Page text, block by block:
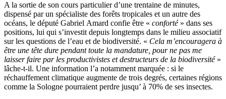
A la sortie de son cours particulier d’une trentaine de minutes,
dispensé par un spécialiste des forêts tropicales et un autre des
océans, le député Gabriel Amard confie être « conforté» dans ses
positions, lui qui s’investit depuis longtemps dans le milieu associatif
sur les questions de l’eau et de biodiversité. « Cela m’encouragera à
être une tête dure pendant toute la mandature, pour ne pas me
laisser faire par les productivistes et destructeurs de la biodiversité»
lâche-t-il. Une information l’a notamment marquée : si le
réchauffement climatique augmente de trois degrés, certaines régions
comme la Sologne pourraient perdre jusqu’ à 70% de ses insectes.